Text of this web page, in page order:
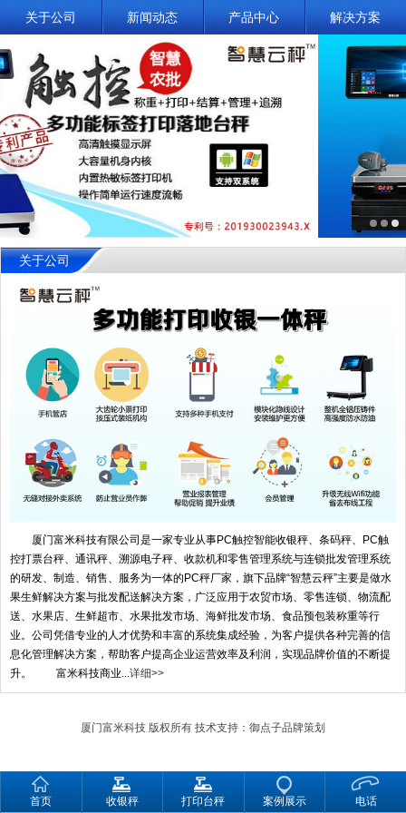
关于公司 新闻动态 产品中心 解决方案
关于公司
厦门富米科技有限公司是一家专业从事PC触控智能收银秤、条码秤、PC触
控打票台秤、通讯秤、溯源电子秤、收款机和零售管理系统与连锁批发管理系统
的研发、制造、销售、服务为一体的PC秤厂家，旗下品牌“智慧云秤”主要是做水
果生鲜解决方案与批发配送解决方案，广泛应用于农贸市场、零售连锁、物流配
送、水果店、生鲜超市、水果批发市场、海鲜批发市场、食品预包装称重等行
业。公司凭借专业的人才优势和丰富的系统集成经验，为客户提供各种完善的信
息化管理解决方案，帮助客户提高企业运营效率及利润，实现品牌价值的不断提
升。 富米科技商业...详细>>
厦门富米科技 版权所有 技术支持： 御点子品牌策划
首页 收银秤 打印台秤 案例展示 电话